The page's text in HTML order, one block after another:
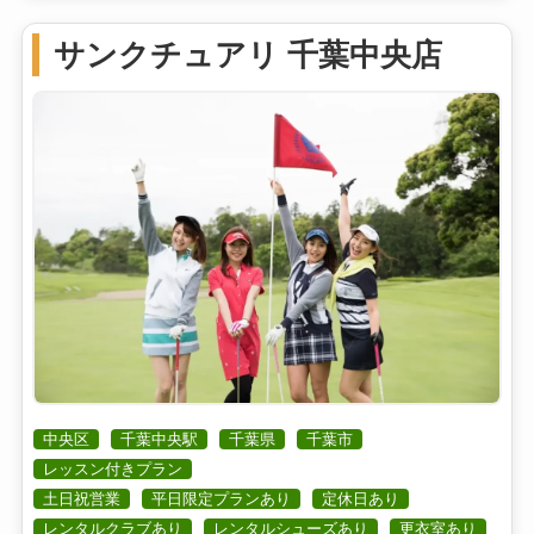
サンクチュアリ 千葉中央店
中央区 千葉中央駅 千葉県
千葉市
レッスン付きプラン
土日祝営業
平日限定プランあり
定休日あり
レンタルクラブあり
レンタルシューズあり 更衣室あり